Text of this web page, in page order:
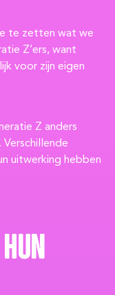
te zetten wat we
Z’ers, want
voor zijn eigen
Z anders
uitwerking hebben